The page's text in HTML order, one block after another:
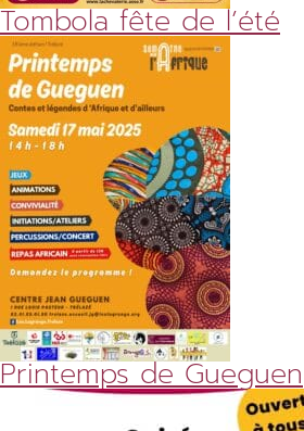
Tombola fête de l’été
Printemps de Gueguen